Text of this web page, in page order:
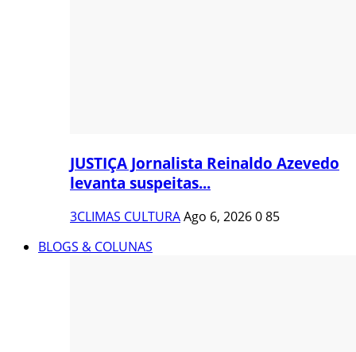
JUSTIÇA Jornalista Reinaldo Azevedo
levanta suspeitas...
3CLIMAS CULTURAAgo 6, 2026085
BLOGS & COLUNAS